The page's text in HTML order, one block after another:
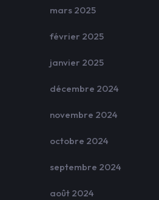
mars 2025
février 2025
janvier 2025
décembre 2024
novembre 2024
octobre 2024
septembre 2024
août 2024